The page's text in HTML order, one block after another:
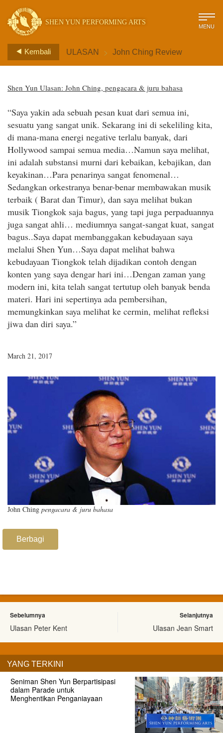
SHEN YUN PERFORMING ARTS MENU
Kembali ULASAN > John Ching Review
Shen Yun Ulasan: John Ching, pengacara & juru bahasa
“Saya yakin ada sebuah pesan kuat dari semua ini,
sesuatu yang sangat unik. Sekarang ini di sekeliling kita,
di mana-mana energi negative terlalu banyak, dari
Hollywood sampai semua media…Namun saya melihat,
ini adalah substansi murni dari kebaikan, kebajikan, dan
keyakinan…Para penarinya sangat fenomenal…
Sedangkan orkestranya benar-benar membawakan musik
terbaik ( Barat dan Timur), dan saya melihat bukan
musik Tiongkok saja bagus, yang tapi juga perpaduannya
juga sangat ahli… mediumnya sangat-sangat kuat, sangat
bagus..Saya dapat membanggakan kebudayaan saya
melalui Shen Yun…Saya dapat melihat bahwa
kebudayaan Tiongkok telah dijadikan contoh dengan
konten yang saya dengar hari ini…Dengan zaman yang
modern ini, kita telah sangat tertutup oleh banyak benda
materi. Hari ini sepertinya ada pembersihan,
memungkinkan saya melihat ke cermin, melihat refleksi
jiwa dan diri saya.”
March 21, 2017
John Ching pengacara & juru bahasa
Berbagi
Sebelumnya
Ulasan Peter Kent
Selanjutnya
Ulasan Jean Smart
YANG TERKINI
Seniman Shen Yun Berpartisipasi
dalam Parade untuk
Menghentikan Penganiayaan